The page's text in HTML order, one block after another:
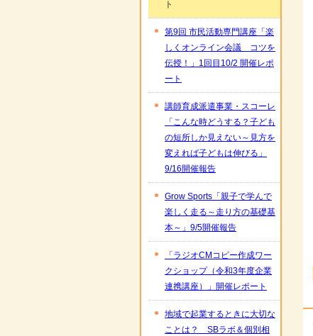
ト
第9回 市民活動専門講座「楽
しくオンライン会議 コツを
伝授！」1回目10/2 開催レポ
ート
講師育成派遣事業・スコーレ
「こんな時どうする？子ども
の短所しか見えない～見方を
変えれば子どもは伸びる」
9/16開催報告
Grow Sports「親子で学んで
楽しく走る～走り方の基礎基
本～」9/5開催報告
「ラジオCMコピー作成ワー
クショップ（令和3年度企業
連携講座）」開催レポート
地域で起業するときに大切な
ことは？ SBラボ＆個別相